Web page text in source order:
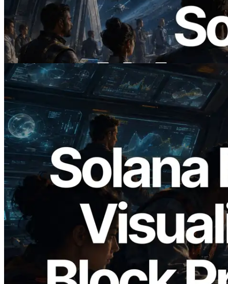
ERPC ra mắt Solana RPC hỗ trợ x402 —
Mở ra thời đại AI Agent trả tiền theo nhu
cầu cho API cần dùng
Đọc bài viết này
2026.05.24
Validators Solutions ra mắt Solana Block
Analyzer — Trực quan hóa thời gian tạo
block và validator phụ trách theo từng
slot
Đọc bài viết này